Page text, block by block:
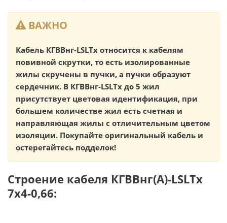
ВАЖНО
Кабель КГВВнг-LSLTx относится к кабелям
повивной скрутки, то есть изолированные
жилы скручены в пучки, а пучки образуют
сердечник. В КГВВнг-LSLTx до 5 жил
присутствует цветовая идентификация, при
большем количестве жил есть счетная и
направляющая жилы с отличительным цветом
изоляции. Покупайте оригинальный кабель и
остерегайтесь подделок!
Строение кабеля КГВВнг(А)-LSLTx
7х4-0,66: